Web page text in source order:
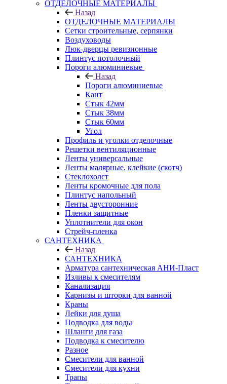
ОТДЕЛОЧНЫЕ МАТЕРИАЛЫ
Назад
ОТДЕЛОЧНЫЕ МАТЕРИАЛЫ
Сетки строительные, серпянки
Воздуховоды
Люк-дверцы ревизионные
Плинтус потолочный
Пороги алюминиевые
Назад
Пороги алюминиевые
Кант
Стык 42мм
Стык 38мм
Стык 60мм
Угол
Профиль и уголки отделочные
Решетки вентиляционные
Ленты универсальные
Ленты малярные, клейкие (скотч)
Стеклохолст
Ленты кромочные для пола
Плинтус напольный
Ленты двусторонние
Пленки защитные
Уплотнители для окон
Стрейч-пленка
САНТЕХНИКА
Назад
САНТЕХНИКА
Арматура сантехническая АНИ-Пласт
Изливы к смесителям
Канализация
Карнизы и шторки для ванной
Краны
Лейки для душа
Подводка для воды
Шланги для газа
Подводка к смесителю
Разное
Смесители для ванной
Смесители для кухни
Трапы